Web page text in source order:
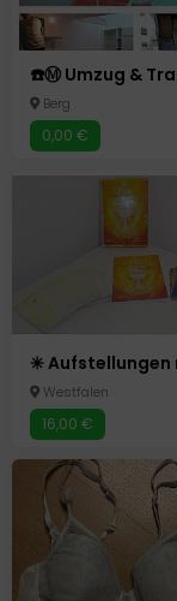
Berg
0,00 €
Westfalen
16,00 €